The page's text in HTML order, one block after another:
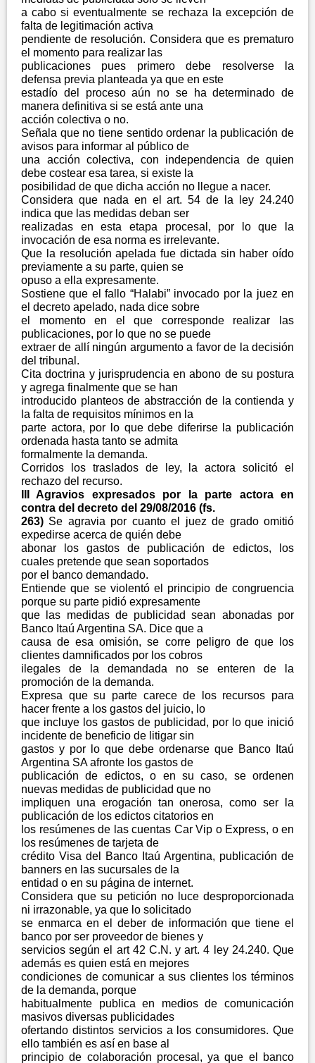
a cabo si eventualmente se rechaza la excepción de
falta de legitimación activa
pendiente de resolución. Considera que es prematuro
el momento para realizar las
publicaciones pues primero debe resolverse la
defensa previa planteada ya que en este
estadío del proceso aún no se ha determinado de
manera definitiva si se está ante una
acción colectiva o no.
Señala que no tiene sentido ordenar la publicación de
avisos para informar al público de
una acción colectiva, con independencia de quien
debe costear esa tarea, si existe la
posibilidad de que dicha acción no llegue a nacer.
Considera que nada en el art. 54 de la ley 24.240
indica que las medidas deban ser
realizadas en esta etapa procesal, por lo que la
invocación de esa norma es irrelevante.
Que la resolución apelada fue dictada sin haber oído
previamente a su parte, quien se
opuso a ella expresamente.
Sostiene que el fallo “Halabi” invocado por la juez en
el decreto apelado, nada dice sobre
el momento en el que corresponde realizar las
publicaciones, por lo que no se puede
extraer de allí ningún argumento a favor de la decisión
del tribunal.
Cita doctrina y jurisprudencia en abono de su postura
y agrega finalmente que se han
introducido planteos de abstracción de la contienda y
la falta de requisitos mínimos en la
parte actora, por lo que debe diferirse la publicación
ordenada hasta tanto se admita
formalmente la demanda.
Corridos los traslados de ley, la actora solicitó el
rechazo del recurso.
III Agravios expresados por la parte actora en
contra del decreto del 29/08/2016 (fs.
263) Se agravia por cuanto el juez de grado omitió
expedirse acerca de quién debe
abonar los gastos de publicación de edictos, los
cuales pretende que sean soportados
por el banco demandado.
Entiende que se violentó el principio de congruencia
porque su parte pidió expresamente
que las medidas de publicidad sean abonadas por
Banco Itaú Argentina SA. Dice que a
causa de esa omisión, se corre peligro de que los
clientes damnificados por los cobros
ilegales de la demandada no se enteren de la
promoción de la demanda.
Expresa que su parte carece de los recursos para
hacer frente a los gastos del juicio, lo
que incluye los gastos de publicidad, por lo que inició
incidente de beneficio de litigar sin
gastos y por lo que debe ordenarse que Banco Itaú
Argentina SA afronte los gastos de
publicación de edictos, o en su caso, se ordenen
nuevas medidas de publicidad que no
impliquen una erogación tan onerosa, como ser la
publicación de los edictos citatorios en
los resúmenes de las cuentas Car Vip o Express, o en
los resúmenes de tarjeta de
crédito Visa del Banco Itaú Argentina, publicación de
banners en las sucursales de la
entidad o en su página de internet.
Considera que su petición no luce desproporcionada
ni irrazonable, ya que lo solicitado
se enmarca en el deber de información que tiene el
banco por ser proveedor de bienes y
servicios según el art 42 C.N. y art. 4 ley 24.240. Que
además es quien está en mejores
condiciones de comunicar a sus clientes los términos
de la demanda, porque
habitualmente publica en medios de comunicación
masivos diversas publicidades
ofertando distintos servicios a los consumidores. Que
ello también es así en base al
principio de colaboración procesal, ya que el banco